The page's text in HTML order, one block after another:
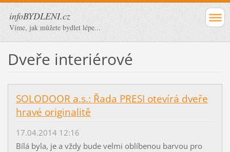
infoBYDLENI.cz
Víme, jak můžete bydlet lépe...
Dveře interiérové
SOLODOOR a.s.: Řada PRESI otevírá dveře
hravé originalitě
17.04.2014 12:16
Bílá byla, je a vždy bude velmi oblíbenou barvou pro